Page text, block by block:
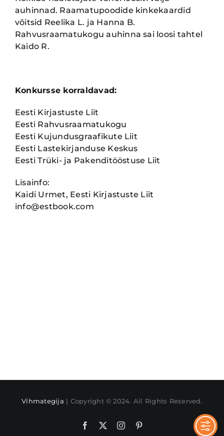
auhinnad. Raamatupoodide kinkekaardid
võitsid Reelika L. ja Hanna B.
Rahvusraamatukogu auhinna sai loosi tahtel
Kaido R.
Konkursse korraldavad:
Eesti Kirjastuste Liit
Eesti Rahvusraamatukogu
Eesti Kujundusgraafikute Liit
Eesti Lastekirjanduse Keskus
Eesti Trüki- ja Pakenditööstuse Liit
Lisainfo:
Kaidi Urmet, Eesti Kirjastuste Liit
info@estbook.com
Vihmategija | Copyright © 2024. All Rights Reserved.
Facebook Instagram